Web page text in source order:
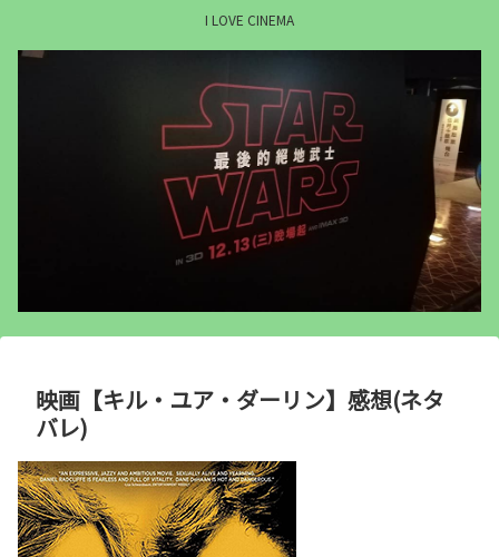
I LOVE CINEMA
映画【キル・ユア・ダーリン】感想(ネタ
バレ)